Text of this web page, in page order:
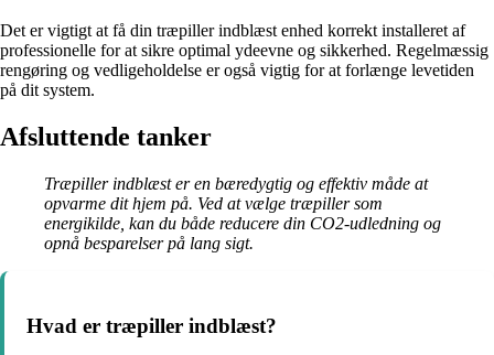
Det er vigtigt at få din træpiller indblæst enhed korrekt installeret af
professionelle for at sikre optimal ydeevne og sikkerhed. Regelmæssig
rengøring og vedligeholdelse er også vigtig for at forlænge levetiden
på dit system.
Afsluttende tanker
Træpiller indblæst er en bæredygtig og effektiv måde at
opvarme dit hjem på. Ved at vælge træpiller som
energikilde, kan du både reducere din CO2-udledning og
opnå besparelser på lang sigt.
Hvad er træpiller indblæst?